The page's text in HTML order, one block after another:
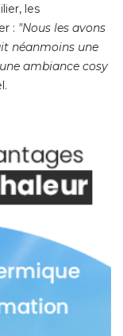
les
: "Nous les avons
néanmoins une
ambiance cosy